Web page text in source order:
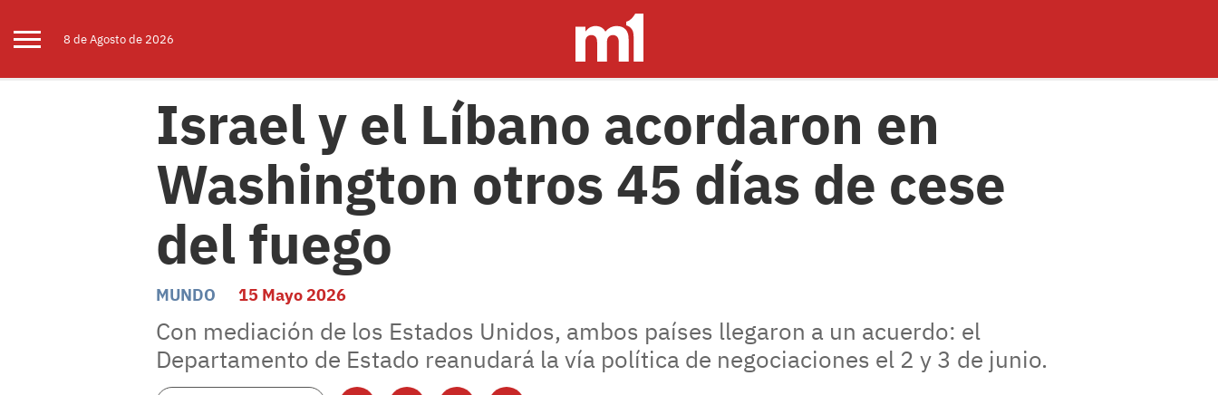
8 deAgostode 2026
Israel y el Líbano acordaron en
Washington otros 45 días de cese
del fuego
MUNDO 15 Mayo 2026
Con mediación de los Estados Unidos, ambos países llegaron a un acuerdo: el
Departamento de Estado reanudará la vía política de negociaciones el 2 y 3 de junio.